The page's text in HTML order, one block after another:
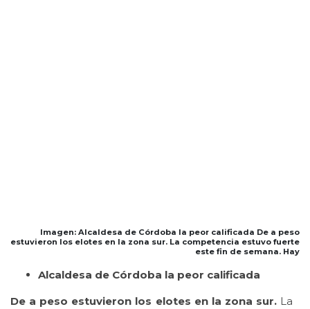
Imagen: Alcaldesa de Córdoba la peor calificada De a peso
estuvieron los elotes en la zona sur. La competencia estuvo fuerte
este fin de semana. Hay
Alcaldesa de Córdoba la peor calificada
De a peso estuvieron los elotes en la zona sur.La